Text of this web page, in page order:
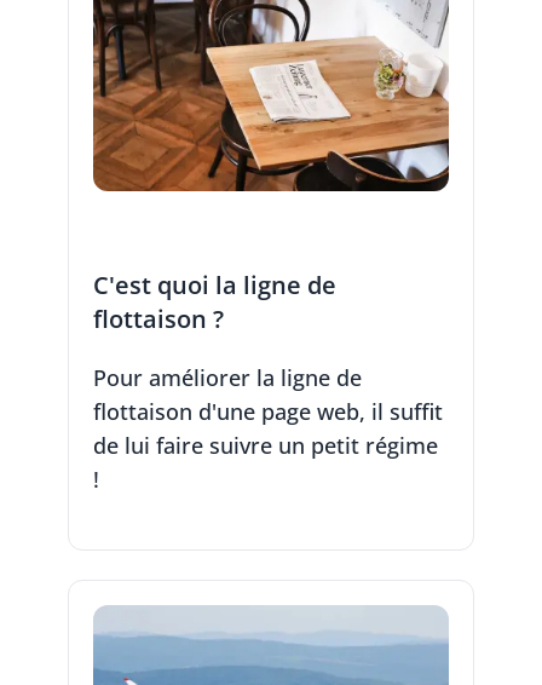
C'est quoi la ligne de
flottaison ?
Pour améliorer la ligne de
flottaison d'une page web, il suffit
de lui faire suivre un petit régime
!